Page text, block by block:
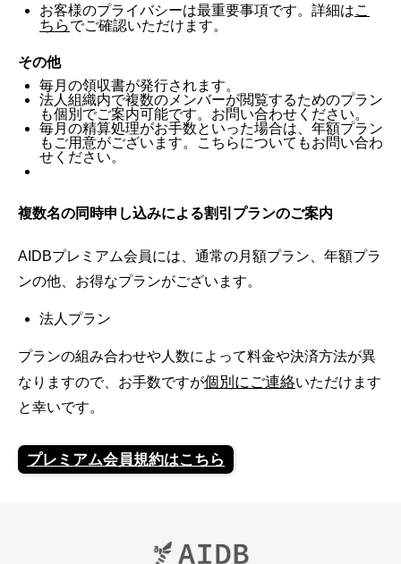
お客様のプライバシーは最重要事項です。詳細は こ
ちらでご確認いただけます。
その他
毎月の領収書が発行されます。
法人組織内で複数のメンバーが閲覧するためのプラン
も個別でご案内可能です。お問い合わせください。
毎月の精算処理がお手数といった場合は、年額プラン
もご用意がございます。こちらについてもお問い合わ
せください。
複数名の同時申し込みによる割引プランのご案内
AIDBプレミアム会員には、通常の月額プラン、年額プラ
ンの他、お得なプランがございます。
法人プラン
プランの組み合わせや人数によって料金や決済方法が異
なりますので、お手数ですが個別にご連絡いただけます
と幸いです。
プレミアム会員規約はこちら